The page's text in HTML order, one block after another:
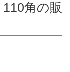
角の販